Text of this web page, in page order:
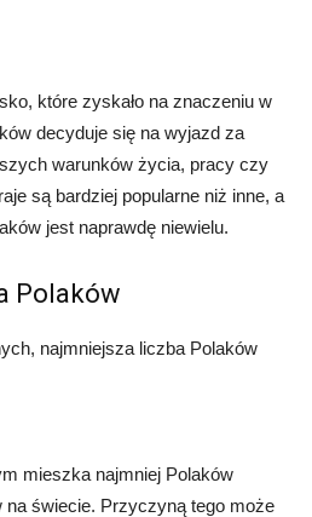
które zyskało na znaczeniu w
decyduje się na wyjazd za
warunków życia, pracy czy
są bardziej popularne niż inne, a
jest naprawdę niewielu.
Polaków
najmniejsza liczba Polaków
mieszka najmniej Polaków
świecie. Przyczyną tego może